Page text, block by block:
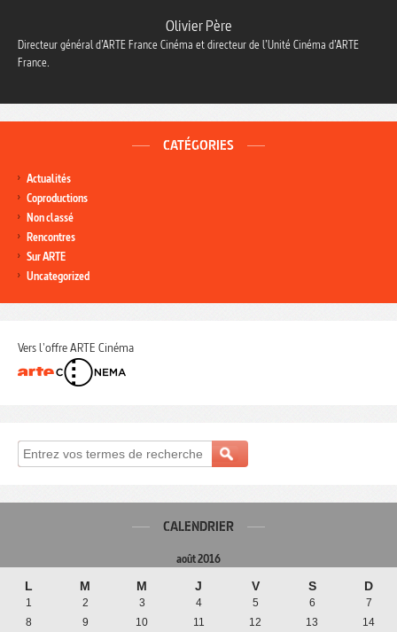
Olivier Père
Directeur général d’ARTE France Cinéma et directeur de l’Unité Cinéma d’ARTE
France.
CATÉGORIES
Actualités
Coproductions
Non classé
Rencontres
Sur ARTE
Uncategorized
Vers l'offre ARTE Cinéma
CALENDRIER
août 2016
L M M J V S D
1 2 3 4 5 6
7
8
9 10 11 12 13
14